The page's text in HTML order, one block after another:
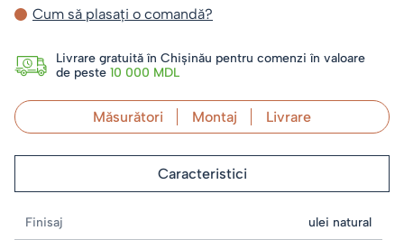
Cum să plasați o comandă?
Livrare gratuită în Chișinău pentru comenzi în valoare
de peste 10 000 MDL
Caracteristici
Măsurători Montaj Livrare
Finisaj ulei natural